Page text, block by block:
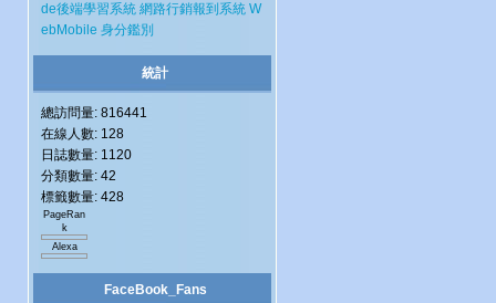
de後端學習系統 網路行銷報到系統 W
ebMobile 身分鑑別
統計
總訪問量: 816441
在線人數: 128
日誌數量: 1120
分類數量: 42
標籤數量: 428
PageRan
k
Alexa
FaceBook_Fans